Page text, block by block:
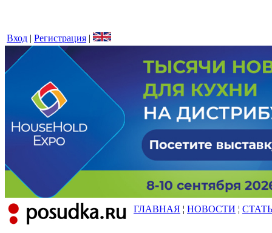
Вход | Регистрация |
ГЛАВНАЯ ¦ НОВОСТИ ¦